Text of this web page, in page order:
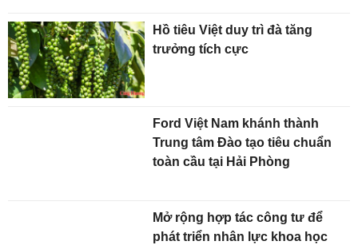
Hồ tiêu Việt duy trì đà tăng
trưởng tích cực
Ford Việt Nam khánh thành
Trung tâm Đào tạo tiêu chuẩn
toàn cầu tại Hải Phòng
Mở rộng hợp tác công tư để
phát triển nhân lực khoa học